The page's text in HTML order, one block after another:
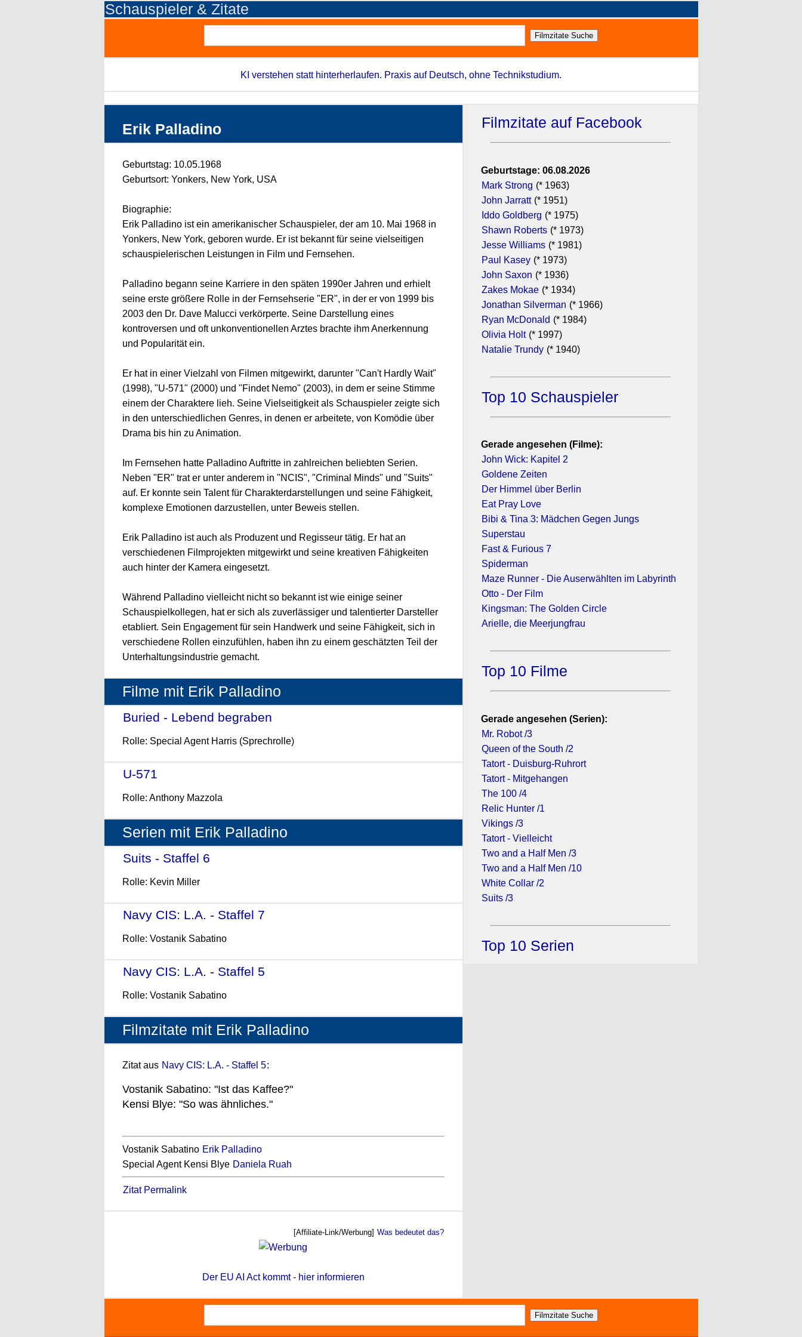
Schauspieler & Zitate
KI verstehen statt hinterherlaufen. Praxis auf Deutsch, ohne Technikstudium.
Erik Palladino
Geburtstag: 10.05.1968
Geburtsort: Yonkers, New York, USA
Biographie:
Erik Palladino ist ein amerikanischer Schauspieler, der am 10. Mai 1968 in
Yonkers, New York, geboren wurde. Er ist bekannt für seine vielseitigen
schauspielerischen Leistungen in Film und Fernsehen.
Palladino begann seine Karriere in den späten 1990er Jahren und erhielt
seine erste größere Rolle in der Fernsehserie "ER", in der er von 1999 bis
2003 den Dr. Dave Malucci verkörperte. Seine Darstellung eines
kontroversen und oft unkonventionellen Arztes brachte ihm Anerkennung
und Popularität ein.
Er hat in einer Vielzahl von Filmen mitgewirkt, darunter "Can't Hardly Wait"
(1998), "U-571" (2000) und "Findet Nemo" (2003), in dem er seine Stimme
einem der Charaktere lieh. Seine Vielseitigkeit als Schauspieler zeigte sich
in den unterschiedlichen Genres, in denen er arbeitete, von Komödie über
Drama bis hin zu Animation.
Im Fernsehen hatte Palladino Auftritte in zahlreichen beliebten Serien.
Neben "ER" trat er unter anderem in "NCIS", "Criminal Minds" und "Suits"
auf. Er konnte sein Talent für Charakterdarstellungen und seine Fähigkeit,
komplexe Emotionen darzustellen, unter Beweis stellen.
Erik Palladino ist auch als Produzent und Regisseur tätig. Er hat an
verschiedenen Filmprojekten mitgewirkt und seine kreativen Fähigkeiten
auch hinter der Kamera eingesetzt.
Während Palladino vielleicht nicht so bekannt ist wie einige seiner
Schauspielkollegen, hat er sich als zuverlässiger und talentierter Darsteller
etabliert. Sein Engagement für sein Handwerk und seine Fähigkeit, sich in
verschiedene Rollen einzufühlen, haben ihn zu einem geschätzten Teil der
Unterhaltungsindustrie gemacht.
Filme mit Erik Palladino
Buried - Lebend begraben
Rolle: Special Agent Harris (Sprechrolle)
U-571
Rolle: Anthony Mazzola
Serien mit Erik Palladino
Suits - Staffel 6
Rolle: Kevin Miller
Navy CIS: L.A. - Staffel 7
Rolle: Vostanik Sabatino
Navy CIS: L.A. - Staffel 5
Rolle: Vostanik Sabatino
Filmzitate mit Erik Palladino
Zitat aus Navy CIS: L.A. - Staffel 5:
Vostanik Sabatino: "Ist das Kaffee?"
Kensi Blye: "So was ähnliches."
Vostanik Sabatino Erik Palladino
Special Agent Kensi Blye Daniela Ruah
Zitat Permalink
[Affiliate-Link/Werbung] Was bedeutet das?
Der EU AI Act kommt - hier informieren
Filmzitate auf Facebook
Geburtstage: 06.08.2026
Mark Strong (* 1963)
John Jarratt (* 1951)
Iddo Goldberg (* 1975)
Shawn Roberts (* 1973)
Jesse Williams (* 1981)
Paul Kasey (* 1973)
John Saxon (* 1936)
Zakes Mokae (* 1934)
Jonathan Silverman (* 1966)
Ryan McDonald (* 1984)
Olivia Holt (* 1997)
Natalie Trundy (* 1940)
Top 10 Schauspieler
Gerade angesehen (Filme):
John Wick: Kapitel 2
Goldene Zeiten
Der Himmel über Berlin
Eat Pray Love
Bibi & Tina 3: Mädchen Gegen Jungs
Superstau
Fast & Furious 7
Spiderman
Maze Runner - Die Auserwählten im Labyrinth
Otto - Der Film
Kingsman: The Golden Circle
Arielle, die Meerjungfrau
Top 10 Filme
Gerade angesehen (Serien):
Mr. Robot /3
Queen of the South /2
Tatort - Duisburg-Ruhrort
Tatort - Mitgehangen
The 100 /4
Relic Hunter /1
Vikings /3
Tatort - Vielleicht
Two and a Half Men /3
Two and a Half Men /10
White Collar /2
Suits /3
Top 10 Serien